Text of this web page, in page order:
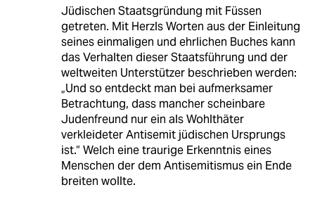
Jüdischen Staatsgründung mit Füssen
getreten. Mit Herzls Worten aus der Einleitung
seines einmaligen und ehrlichen Buches kann
das Verhalten dieser Staatsführung und der
weltweiten Unterstützer beschrieben werden:
„Und so entdeckt man bei aufmerksamer
Betrachtung, dass mancher scheinbare
Judenfreund nur ein als Wohlthäter
verkleideter Antisemit jüdischen Ursprungs
ist.“ Welch eine traurige Erkenntnis eines
Menschen der dem Antisemitismus ein Ende
breiten wollte.